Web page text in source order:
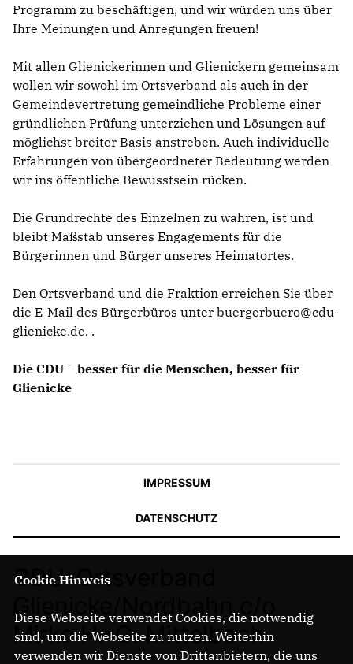
Programm zu beschäftigen, und wir würden uns über
Ihre Meinungen und Anregungen freuen!
Mit allen Glienickerinnen und Glienickern gemeinsam
wollen wir sowohl im Ortsverband als auch in der
Gemeindevertretung gemeindliche Probleme einer
gründlichen Prüfung unterziehen und Lösungen auf
möglichst breiter Basis anstreben. Auch individuelle
Erfahrungen von übergeordneter Bedeutung werden
wir ins öffentliche Bewusstsein rücken.
Die Grundrechte des Einzelnen zu wahren, ist und
bleibt Maßstab unseres Engagements für die
Bürgerinnen und Bürger unseres Heimatortes.
Den Ortsverband und die Fraktion erreichen Sie über
die E-Mail des Bürgerbüros unter buergerbuero@cdu-
glienicke.de. .
Die CDU – besser für die Menschen, besser für
Glienicke
IMPRESSUM
DATENSCHUTZ
CDU-Ortsverband
Glienicke/Nordbahn c/o
Mirko H.-G. Mittelbach
Cookie Hinweis
Diese Webseite verwendet Cookies, die notwendig
sind, um die Webseite zu nutzen. Weiterhin
verwenden wir Dienste von Drittanbietern, die uns